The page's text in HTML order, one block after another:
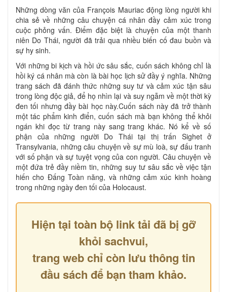
Những dòng văn của François Mauriac động lòng người khi
chia sẻ về những câu chuyện cá nhân đầy cảm xúc trong
cuộc phỏng vấn. Điểm đặc biệt là chuyện của một thanh
niên Do Thái, người đã trải qua nhiều biến cố đau buồn và
sự hy sinh.
Với những bi kịch và hồi ức sâu sắc, cuốn sách không chỉ là
hồi ký cá nhân mà còn là bài học lịch sử đầy ý nghĩa. Những
trang sách đã đánh thức những suy tư và cảm xúc tận sâu
trong lòng độc giả, để họ nhìn lại và suy ngẫm về một thời kỳ
đen tối nhưng đầy bài học này.Cuốn sách này đã trở thành
một tác phẩm kinh điển, cuốn sách mà bạn không thể khỏi
ngán khi đọc từ trang này sang trang khác. Nó kể về số
phận của những người Do Thái tại thị trấn Sighet ở
Transylvania, những câu chuyện về sự mù loà, sự đấu tranh
với số phận và sự tuyệt vọng của con người. Câu chuyện về
một đứa trẻ đầy niềm tin, những suy tư sâu sắc về việc tận
hiến cho Đấng Toàn năng, và những cảm xúc kinh hoàng
trong những ngày đen tối của Holocaust.
Hiện tại toàn bộ link tải đã bị gỡ
khỏi sachvui,
trang web chỉ còn lưu thông tin
đầu sách để bạn tham khảo.